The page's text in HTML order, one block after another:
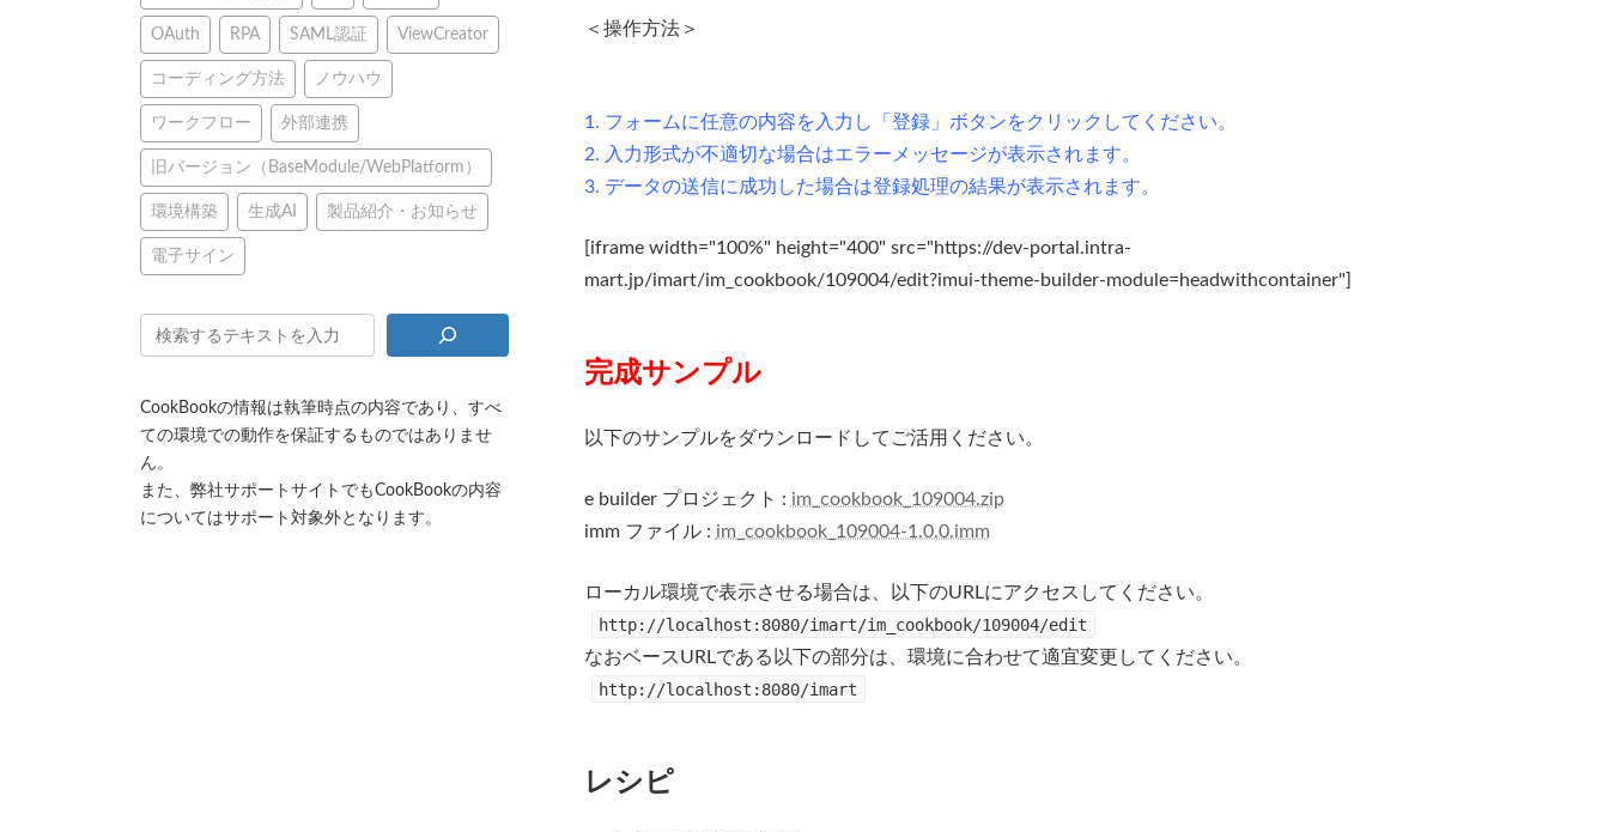
＜操作方法＞
1. フォームに任意の内容を入力し「登録」ボタンをクリックしてください。
2. 入力形式が不適切な場合はエラーメッセージが表示されます。
3. データの送信に成功した場合は登録処理の結果が表示されます。
[iframe width="100%" height="400" src="https://dev-portal.intra-
mart.jp/imart/im_cookbook/109004/edit?imui-theme-builder-module=headwithcontainer"]
完成サンプル
以下のサンプルをダウンロードしてご活用ください。
e builder プロジェクト : im_cookbook_109004.zip
imm ファイル : im_cookbook_109004-1.0.0.imm
ローカル環境で表示させる場合は、以下のURLにアクセスしてください。
http://localhost:8080/imart/im_cookbook/109004/edit
なおベースURLである以下の部分は、環境に合わせて適宜変更してください。
http://localhost:8080/imart
レシピ
OAuth RPA SAML認証 ViewCreator
コーディング方法 ノウハウ
ワークフロー 外部連携
旧バージョン（BaseModule/WebPlatform）
環境構築 生成AI 製品紹介・お知らせ
電子サイン
CookBookの情報は執筆時点の内容であり、すべ
ての環境での動作を保証するものではありませ
ん。
また、弊社サポートサイトでもCookBookの内容
についてはサポート対象外となります。